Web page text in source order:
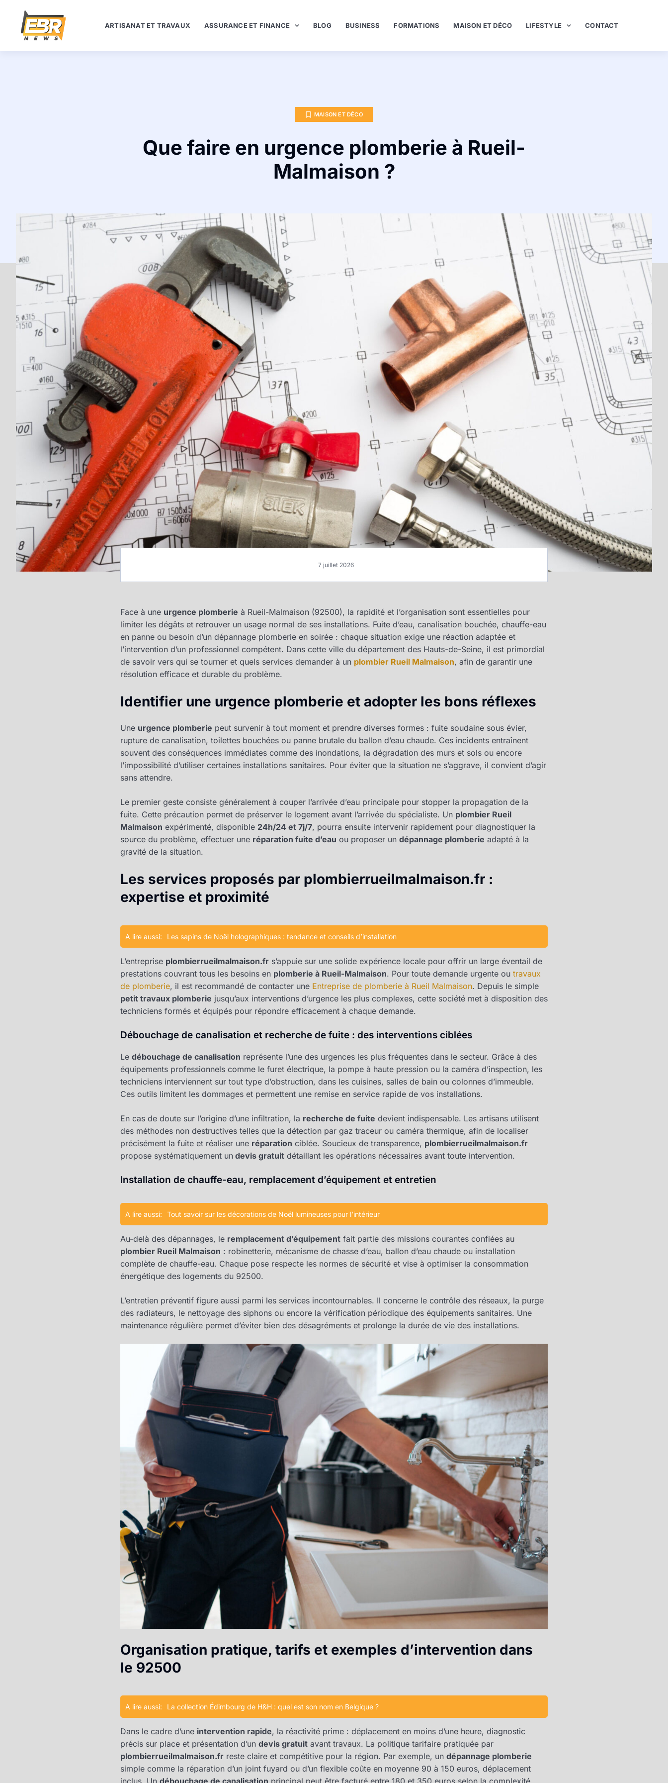
ARTISANAT ET TRAVAUX ASSURANCE ET FINANCE BLOG BUSINESS FORMATIONS MAISON ET DÉCO LIFESTYLE CONTACT
MAISON ET DÉCO
Que faire en urgence plomberie à Rueil-
Malmaison ?
7 juillet 2026
Face à une urgence plomberie à Rueil-Malmaison (92500), la rapidité et l’organisation sont essentielles pour
limiter les dégâts et retrouver un usage normal de ses installations. Fuite d’eau, canalisation bouchée, chauffe-eau
en panne ou besoin d’un dépannage plomberie en soirée : chaque situation exige une réaction adaptée et
l’intervention d’un professionnel compétent. Dans cette ville du département des Hauts-de-Seine, il est primordial
de savoir vers qui se tourner et quels services demander à un plombier Rueil Malmaison, afin de garantir une
résolution efficace et durable du problème.
Identifier une urgence plomberie et adopter les bons réflexes
Une urgence plomberie peut survenir à tout moment et prendre diverses formes : fuite soudaine sous évier,
rupture de canalisation, toilettes bouchées ou panne brutale du ballon d’eau chaude. Ces incidents entraînent
souvent des conséquences immédiates comme des inondations, la dégradation des murs et sols ou encore
l’impossibilité d’utiliser certaines installations sanitaires. Pour éviter que la situation ne s’aggrave, il convient d’agir
sans attendre.
Le premier geste consiste généralement à couper l’arrivée d’eau principale pour stopper la propagation de la
fuite. Cette précaution permet de préserver le logement avant l’arrivée du spécialiste. Un plombier Rueil
Malmaison expérimenté, disponible 24h/24 et 7j/7, pourra ensuite intervenir rapidement pour diagnostiquer la
source du problème, effectuer une réparation fuite d’eau ou proposer un dépannage plomberie adapté à la
gravité de la situation.
Les services proposés par plombierrueilmalmaison.fr :
expertise et proximité
A lire aussi: Les sapins de Noël holographiques : tendance et conseils d’installation
L’entreprise plombierrueilmalmaison.fr s’appuie sur une solide expérience locale pour offrir un large éventail de
prestations couvrant tous les besoins en plomberie à Rueil-Malmaison. Pour toute demande urgente ou travaux
de plomberie, il est recommandé de contacter une Entreprise de plomberie à Rueil Malmaison. Depuis le simple
petit travaux plomberie jusqu’aux interventions d’urgence les plus complexes, cette société met à disposition des
techniciens formés et équipés pour répondre efficacement à chaque demande.
Débouchage de canalisation et recherche de fuite : des interventions ciblées
Le débouchage de canalisation représente l’une des urgences les plus fréquentes dans le secteur. Grâce à des
équipements professionnels comme le furet électrique, la pompe à haute pression ou la caméra d’inspection, les
techniciens interviennent sur tout type d’obstruction, dans les cuisines, salles de bain ou colonnes d’immeuble.
Ces outils limitent les dommages et permettent une remise en service rapide de vos installations.
En cas de doute sur l’origine d’une infiltration, la recherche de fuite devient indispensable. Les artisans utilisent
des méthodes non destructives telles que la détection par gaz traceur ou caméra thermique, afin de localiser
précisément la fuite et réaliser une réparation ciblée. Soucieux de transparence, plombierrueilmalmaison.fr
propose systématiquement un devis gratuit détaillant les opérations nécessaires avant toute intervention.
Installation de chauffe-eau, remplacement d’équipement et entretien
A lire aussi: Tout savoir sur les décorations de Noël lumineuses pour l’intérieur
Au-delà des dépannages, le remplacement d’équipement fait partie des missions courantes confiées au
plombier Rueil Malmaison : robinetterie, mécanisme de chasse d’eau, ballon d’eau chaude ou installation
complète de chauffe-eau. Chaque pose respecte les normes de sécurité et vise à optimiser la consommation
énergétique des logements du 92500.
L’entretien préventif figure aussi parmi les services incontournables. Il concerne le contrôle des réseaux, la purge
des radiateurs, le nettoyage des siphons ou encore la vérification périodique des équipements sanitaires. Une
maintenance régulière permet d’éviter bien des désagréments et prolonge la durée de vie des installations.
Organisation pratique, tarifs et exemples d’intervention dans
le 92500
A lire aussi: La collection Édimbourg de H&H : quel est son nom en Belgique ?
Dans le cadre d’une intervention rapide, la réactivité prime : déplacement en moins d’une heure, diagnostic
précis sur place et présentation d’un devis gratuit avant travaux. La politique tarifaire pratiquée par
plombierrueilmalmaison.fr reste claire et compétitive pour la région. Par exemple, un dépannage plomberie
simple comme la réparation d’un joint fuyard ou d’un flexible coûte en moyenne 90 à 150 euros, déplacement